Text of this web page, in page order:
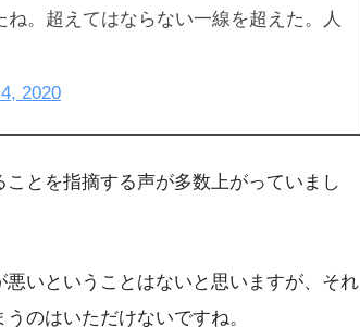
。超えてはならない一線を超えた。人
2020
とを指摘する声が多数上がっていまし
いということはないと思いますが、それ
のはいただけないですね。